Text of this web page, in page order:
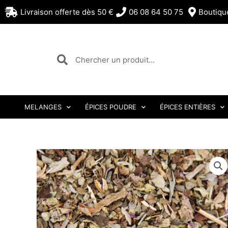
Aller
au
Livraison offerte dès 50 € 06 08 64 50 75
RechercherRechercher
MELANGES ÉPICES POUDRE ÉPICES ENTIÈRES